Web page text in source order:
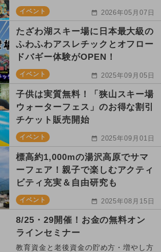
イベント 2026年05月07日
たざわ湖スキー場に日本最大級の
ふわふわアスレチックとオフロー
ドバギー体験がOPEN！
イベント 2025年09月05日
子供は実質無料！「狭山スキー場
ウォーターフェス」のお得な割引
チケット販売開始
イベント 2025年09月01日
標高約1,000mの湯沢高原でサマ
ーフェア！親子で楽しむアクティ
ビティ充実＆自由研究も
イベント 2025年08月15日
8/25・29開催！お金の無料オン
ラインセミナー
教育資金と老後資金の貯め方・増やし方